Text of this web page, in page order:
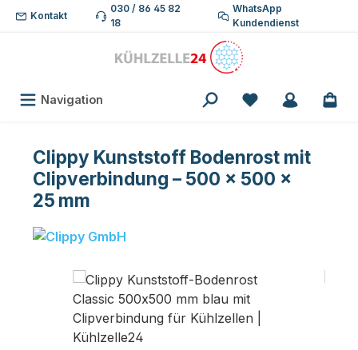
Zum Hauptinhalt springen
Kontakt
030 / 86 45 82
18
WhatsApp
Kundendienst
Navigation Du hast 0
Clippy Kunststoff Bodenrost mit
Clipverbindung – 500 × 500 ×
25 mm
Bildergalerie überspringen